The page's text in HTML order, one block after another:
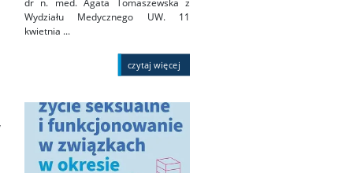
dr n. med. Agata Tomaszewska z
Wydziału Medycznego UW. 11
kwietnia ...
czytaj więcej